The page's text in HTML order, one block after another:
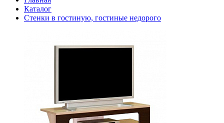
Каталог
Стенки в гостиную, гостиные недорого